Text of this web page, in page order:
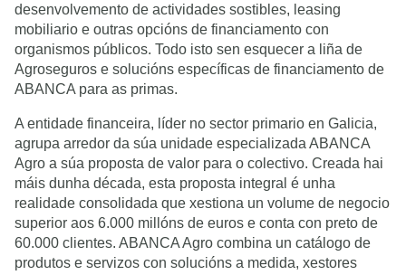
desenvolvemento de actividades sostibles, leasing
mobiliario e outras opcións de financiamento con
organismos públicos. Todo isto sen esquecer a liña de
Agroseguros e solucións específicas de financiamento de
ABANCA para as primas.
A entidade financeira, líder no sector primario en Galicia,
agrupa arredor da súa unidade especializada ABANCA
Agro a súa proposta de valor para o colectivo. Creada hai
máis dunha década, esta proposta integral é unha
realidade consolidada que xestiona un volume de negocio
superior aos 6.000 millóns de euros e conta con preto de
60.000 clientes. ABANCA Agro combina un catálogo de
produtos e servizos con solucións a medida, xestores